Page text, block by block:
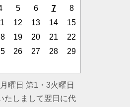
5 6 7
8
12 13 14
15
19 20 21
22
26 27 28
29
曜日 第1・3火曜日
たしまして翌日に代